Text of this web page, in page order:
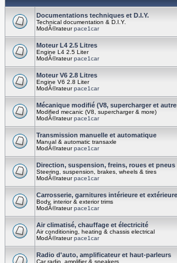
Documentations techniques et D.I.Y.
Technical documentation & D.I.Y.
ModÃ©rateurpace1car
Moteur L4 2.5 Litres
Engine L4 2.5 Liter
ModÃ©rateurpace1car
Moteur V6 2.8 Litres
Engine V6 2.8 Liter
ModÃ©rateurpace1car
Mécanique modifié (V8, supercharger et
Modified mecanic (V8, supercharger & more)
ModÃ©rateurpace1car
Transmission manuelle et automatique
Manual & automatic transaxle
ModÃ©rateurpace1car
Direction, suspension, freins, roues et pneus
Steering, suspension, brakes, wheels & tires
ModÃ©rateurpace1car
Carrosserie, garnitures intérieure et extérieure
Body, interior & exterior trims
ModÃ©rateurpace1car
Air climatisé, chauffage et électricité
Air conditioning, heating & chassis electrical
ModÃ©rateurpace1car
Radio d'auto, amplificateur et haut-parleurs
Car radio, amplifier & speakers